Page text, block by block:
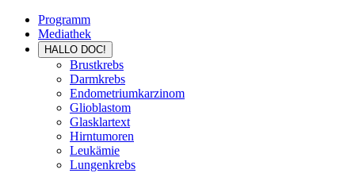
Programm
Mediathek
HALLO DOC!
Brustkrebs
Darmkrebs
Endometriumkarzinom
Glioblastom
Glasklartext
Hirntumoren
Leukämie
Lungenkrebs